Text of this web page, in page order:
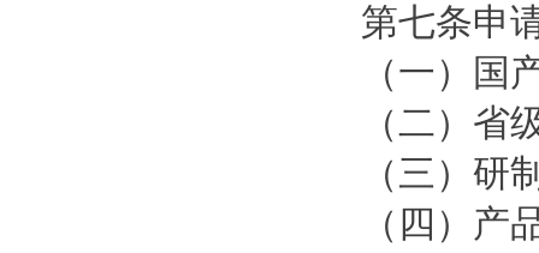
第七条申
（一）国
（二）省
（三）研
（四）产